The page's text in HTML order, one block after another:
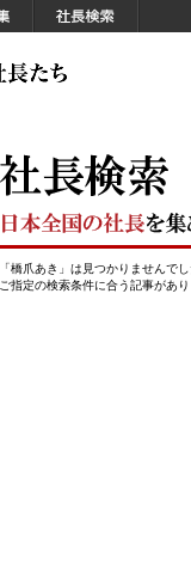
「橋爪あき」は見つかりませんで
ご指定の検索条件に合う記事があ